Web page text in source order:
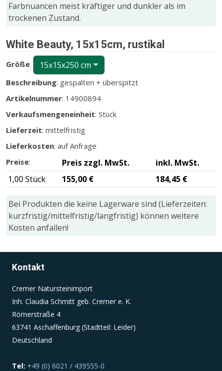
Farbnuancen meist kräftiger und dunkler als im
trockenen Zustand.
White Beauty, 15x15cm, rustikal
Größe: 15x15x250 cm
Beschreibung: gespalten + überspitzt
Artikelnummer: 14900894
Verkaufsmengeneinheit: Stück
Lieferzeit: mittelfristig
Lieferkosten: auf Anfrage
Preise: Preis zzgl. MwSt.
inkl. MwSt.
1,00 Stück
155,00 € 184,45 €
Bei Produkten die keine Lagerware sind (Lieferzeiten:
kurzfristig/mittelfristig/langfristig) können weitere
Kosten anfallen!
Kontakt
Cremer Natursteinimport
Inh. Claudia Schmitt geb. Cremer e. K.
Römerstraße 4
63741 Aschaffenburg (Stadtteil: Leider)
Deutschland
Tel: +49 (0) 6021 / 439555-0
Zweck:
Anwenders gesetzt. Es bietet dem Anwender
bessere Bedienerführung, z.B. bei den Formularen
und im Sortiment
Cookie Laufzeit:
Dieser Cookie wird beim Schließen des Browsers
gelöscht (Sitzungscookie)
Einverständnis-Cookie
Name:
cookie_consent
Zweck:
Dieser Cookie speichert die ausgewählten
Einverständnis-Optionen des Benutzers
Cookie Laufzeit:
1 Jahr